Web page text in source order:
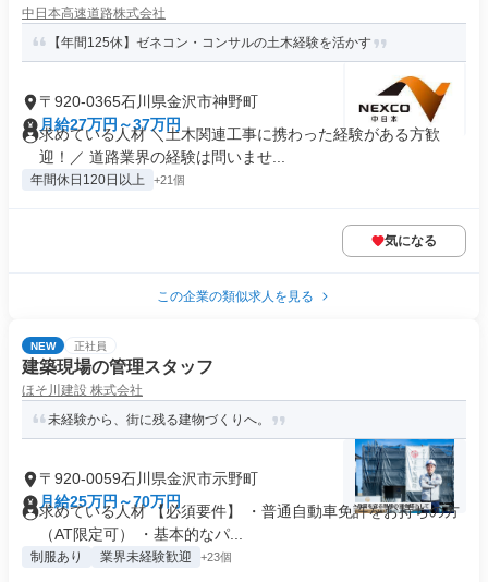
中日本高速道路株式会社
【年間125休】ゼネコン・コンサルの土木経験を活かす
〒920-0365石川県金沢市神野町
月給27万円～37万円
求めている人材 ＼土木関連工事に携わった経験がある方歓
迎！／ 道路業界の経験は問いませ...
年間休日120日以上 +21個
気になる
この企業の類似求人を見る
NEW 正社員
建築現場の管理スタッフ
ほそ川建設 株式会社
未経験から、街に残る建物づくりへ。
〒920-0059石川県金沢市示野町
月給25万円～70万円
求めている人材 【必須要件】 ・普通自動車免許をお持ちの方
（AT限定可） ・基本的なパ...
制服あり 業界未経験歓迎 +23個